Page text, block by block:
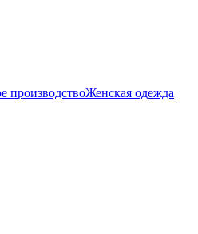
производствоЖенская одежда